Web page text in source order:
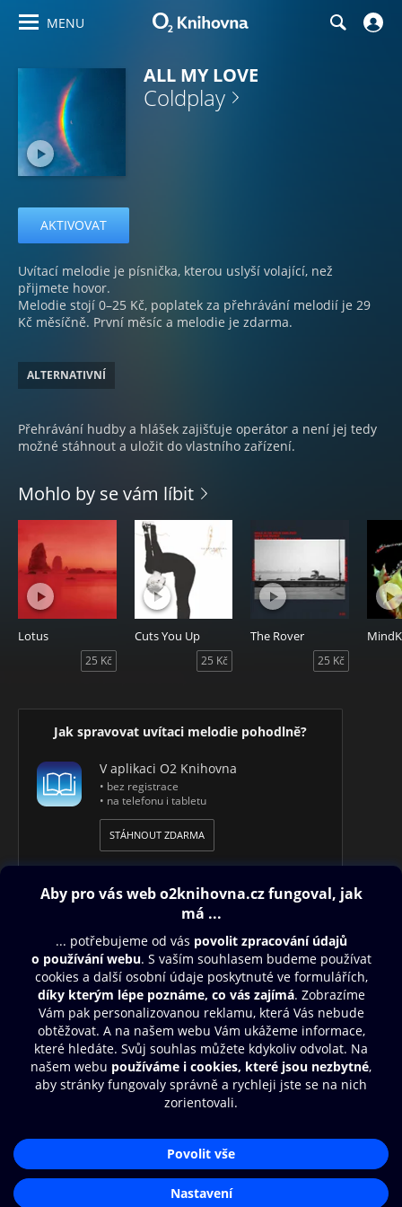
MENU
ALL MY LOVE
Coldplay
AKTIVOVAT
Uvítací melodie je písnička, kterou uslyší volající, než
přijmete hovor.
Melodie stojí 0–25 Kč, poplatek za přehrávání melodií je 29
Kč měsíčně. První měsíc a melodie je zdarma.
ALTERNATIVNÍ
Přehrávání hudby a hlášek zajišťuje operátor a není jej tedy
možné stáhnout a uložit do vlastního zařízení.
Mohlo by se vám líbit
Lotus
25 Kč
Cuts You Up
25 Kč
The Rover
25 Kč
Jak spravovat uvítaci melodie pohodlně?
V aplikaci O2 Knihovna
• bez registrace
• na telefonu i tabletu
STÁHNOUT ZDARMA
Obsah ke stažení
Moje O2 Knihovna
Další zábava
© O2 Czech Republic a.s.
Zásady zpracování osobních údajůAplikace O2 Knihovna
Čti a poslouchej své e-knihy a